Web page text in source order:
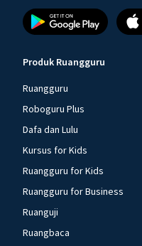
Produk Ruangguru
Ruangguru
Roboguru Plus
Dafa dan Lulu
Kursus for Kids
Ruangguru for Kids
Ruangguru for Business
Ruanguji
Ruangbaca